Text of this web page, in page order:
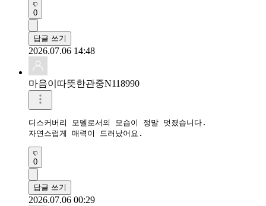
0
답글 쓰기
2026.07.06 14:48
마음이따뜻한관중N118990
디스커버리 모델로서의 모습이 정말 멋졌습니다.
자연스럽게 매력이 드러났어요.
0
답글 쓰기
2026.07.06 00:29